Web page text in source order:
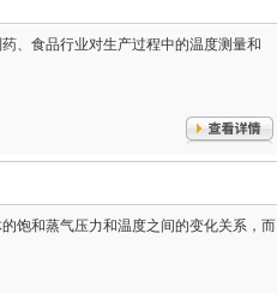
、食品行业对生产过程中的温度测量和
饱和蒸气压力和温度之间的变化关系，而